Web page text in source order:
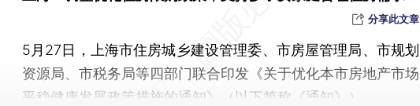
分享此文章
5月27日，上海市住房城乡建设管理委、市房屋管理局、市规划
资源局、市税务局等四部门联合印发《关于优化本市房地产市场
平稳健康发展政策措施的通知》（以下简称《通知》）。